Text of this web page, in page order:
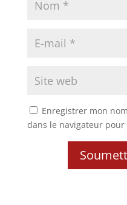
Enregistrer mon
dans le navigateur